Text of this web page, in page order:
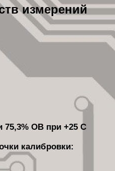
измерений
75,3% ОВ при +25 С
калибровки: